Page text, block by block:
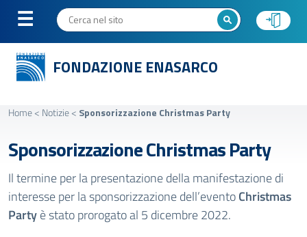
FONDAZIONE ENASARCO
Home< Notizie< Sponsorizzazione Christmas Party
Sponsorizzazione Christmas Party
Il termine per la presentazione della manifestazione di
interesse per la sponsorizzazione dell’eventoChristmas
Partyè stato prorogato al 5 dicembre 2022.